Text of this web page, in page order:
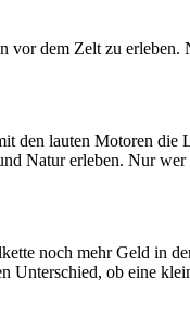
vor dem Zelt zu
den lauten Motoren
Natur erleben. Nur
noch mehr Geld in
Unterschied, ob eine